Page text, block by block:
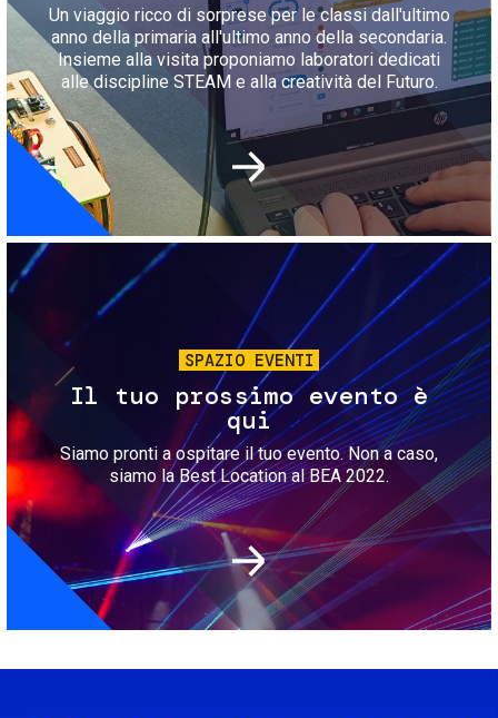
Un viaggio ricco di sorprese per le classi dall'ultimo
anno della primaria all'ultimo anno della secondaria.
Insieme alla visita proponiamo laboratori dedicati
alle discipline STEAM e alla creatività del Futuro.
Immagine
SPAZIO EVENTI
Il tuo prossimo evento è
qui
Siamo pronti a ospitare il tuo evento. Non a caso,
siamo la Best Location al BEA 2022.